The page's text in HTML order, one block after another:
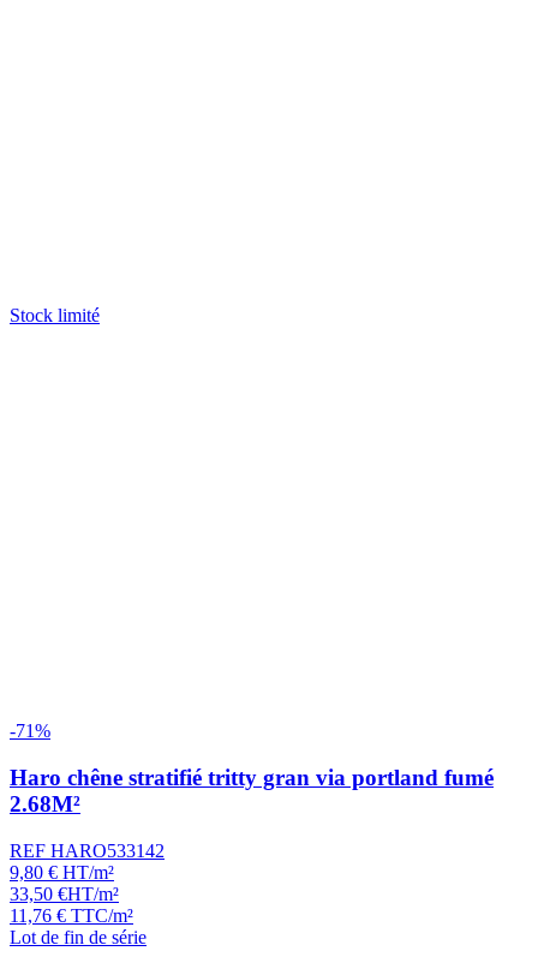
Stock limité
-71%
Haro chêne stratifié tritty gran via portland fumé
2.68M²
REF HARO533142
9,80 € HT/m²
33,50 €HT/m²
11,76 € TTC/m²
Lot de fin de série